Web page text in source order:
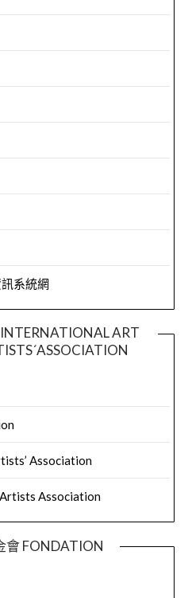
系統網
ART
Association
Association
會 FONDATION